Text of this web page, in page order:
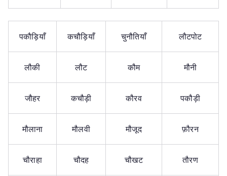
पकौड़ियाँ कचौड़ियाँ चुनौतियाँ लौटपोट
लौकी लौट कौम मौनी
जौहर कचौड़ी कौरव पकौड़ी
मौलाना मौलवी मौजूद फ़ौरन
चौराहा चौदह चौखट तौरण